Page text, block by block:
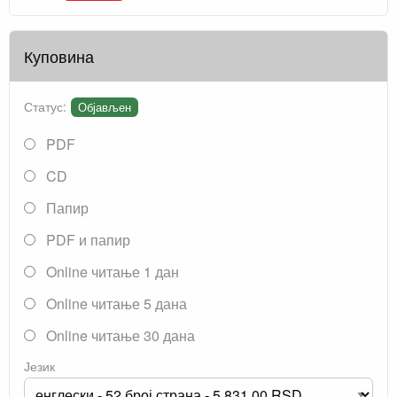
Куповина
Статус: Објављен
PDF
CD
Папир
PDF и папир
Online читање 1 дан
Online читање 5 дана
Online читање 30 дана
Језик